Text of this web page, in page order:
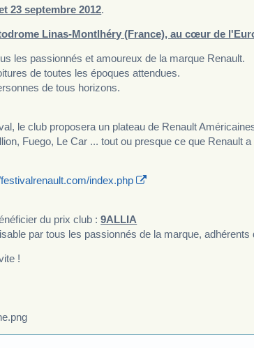
23 septembre 2012.
Linas-Montlhéry (France), au cœur de
les passionnés et amoureux de la marque Renault.
de toutes les époques attendues.
de tous horizons.
le club proposera un plateau de Renault
Fuego, Le Car ... tout ou presque ce que Renault
index.php
du prix club :9ALLIA
par tous les passionnés de la marque, adhérents
!